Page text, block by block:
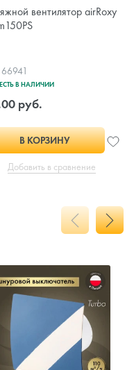
вентилятор airRoxy
66941
ЕСТЬ В НАЛИЧИИ
руб.
В КОРЗИНУ
Добавить в сравнение